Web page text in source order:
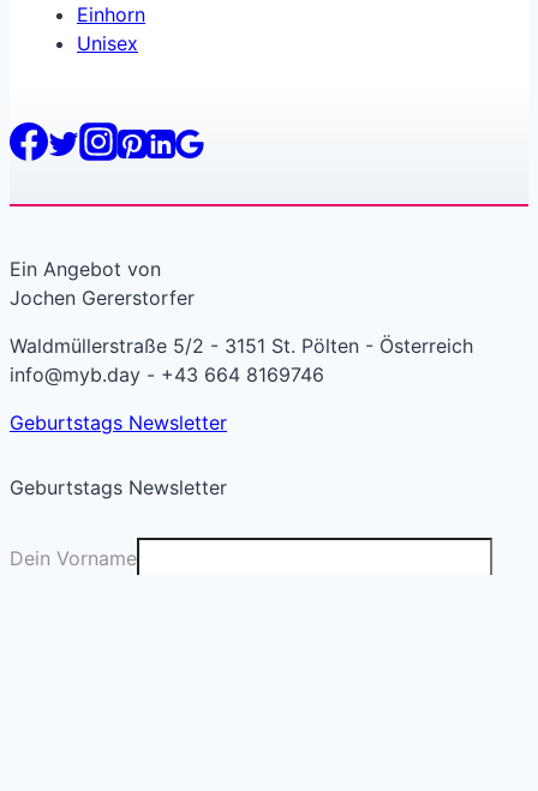
Einhorn
Unisex
Ein Angebot von
Jochen Gererstorfer
Waldmüllerstraße 5/2 - 3151 St. Pölten - Österreich
info@myb.day - +43 664 8169746
Geburtstags Newsletter
Geburtstags Newsletter
Dein Vorname